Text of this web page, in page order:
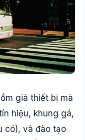
giá thiết bị mà
hiệu, khung gá,
có), và đào tạo